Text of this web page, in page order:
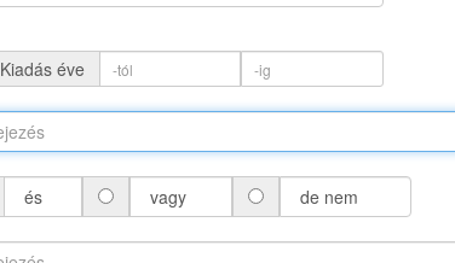
Kiadás éve
és vagy de nem